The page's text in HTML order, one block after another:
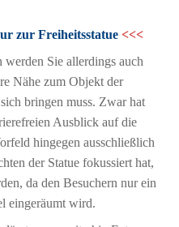
zur Freiheitsstatue<<<
Sie allerdings auch
Nähe zum Objekt der
bringen muss. Zwar hat
Ausblick auf die
hingegen ausschließlich
der Statue fokussiert hat,
da den Besuchern nur ein
eingeräumt wird.